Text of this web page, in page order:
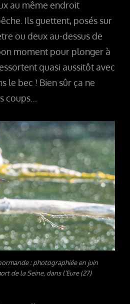
au même endroit
Ils guettent, posés sur
ou deux au-dessus de
moment pour plonger à
quasi aussitôt avec
le bec ! Bien sûr ça ne
coups…
: photographiée en juin
de la Seine, dans l’Eure (27)